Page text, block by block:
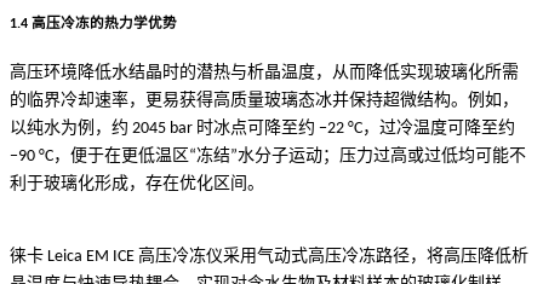
1.4 高压冷冻的热力学优势
高压环境降低水结晶时的潜热与析晶温度，从而降低实现玻璃化所需
的临界冷却速率，更易获得高质量玻璃态冰并保持超微结构。例如，
以纯水为例，约 2045 bar 时冰点可降至约 −22 °C，过冷温度可降至约
−90 °C，便于在更低温区“冻结”水分子运动；压力过高或过低均可能不
利于玻璃化形成，存在优化区间。
徕卡 Leica EM ICE 高压冷冻仪采用气动式高压冷冻路径，将高压降低析